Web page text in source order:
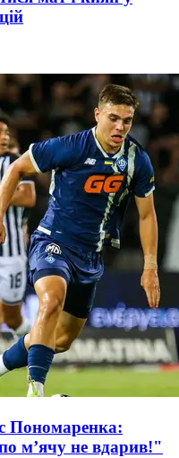
Пономаренка:
м’ячу не вдарив!"